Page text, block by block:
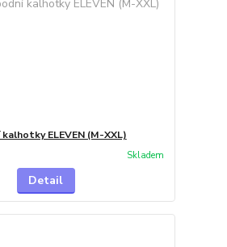
ELEVEN (M-XXL)
Skladem
Detail